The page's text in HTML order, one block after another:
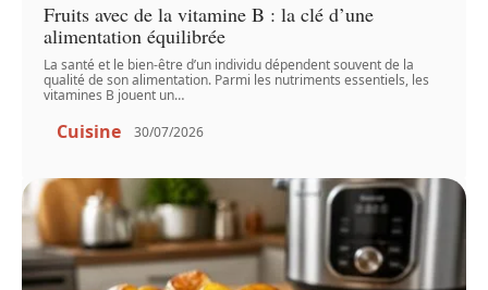
Fruits avec de la vitamine B : la clé d’une
alimentation équilibrée
La santé et le bien-être d’un individu dépendent souvent de la
qualité de son alimentation. Parmi les nutriments essentiels, les
vitamines B jouent un…
Cuisine 30/07/2026